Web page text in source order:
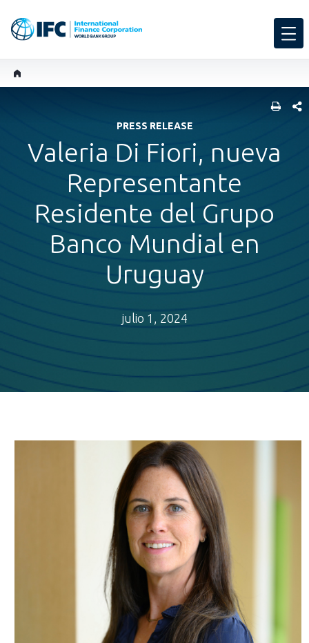
PRESS RELEASE
Valeria Di Fiori, nueva
Representante
Residente del Grupo
Banco Mundial en
Uruguay
julio 1, 2024